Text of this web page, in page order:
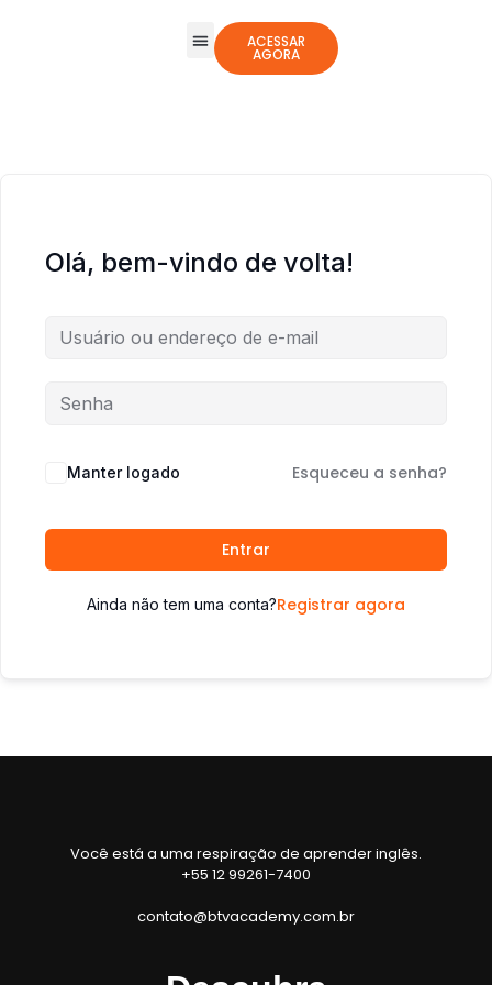
ACESSAR
AGORA
Olá, bem-vindo de volta!
Manter logado Esqueceu a senha?
Entrar
Ainda não tem uma conta?Registrar agora
Você está a uma respiração de aprender inglês.
+55 12 99261-7400
contato@btvacademy.com.br